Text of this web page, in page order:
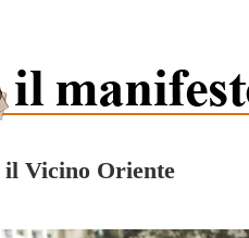
Vicino Oriente